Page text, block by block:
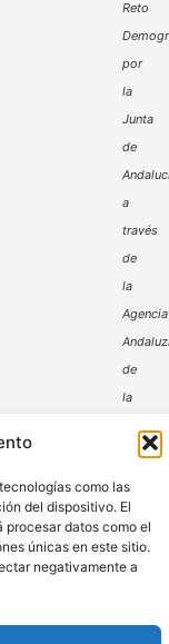
como las
del dispositivo. El
datos como el
únicas en este sitio.
negativamente a
Reto
por
la
Junta
de
a
través
de
la
Agencia
de
la